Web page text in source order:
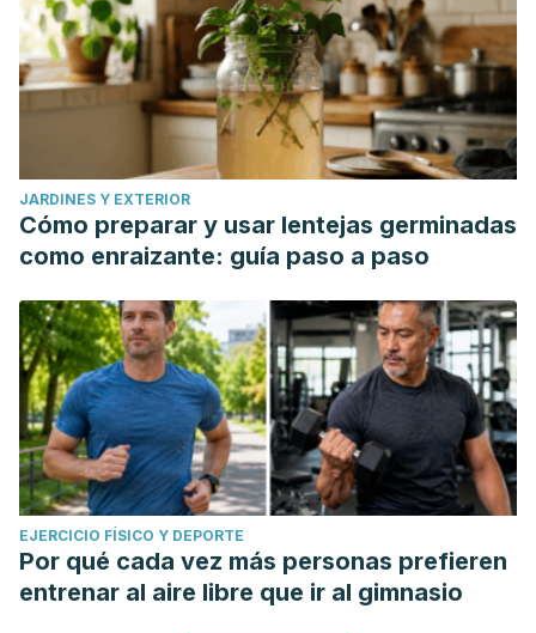
JARDINES Y EXTERIOR
Cómo preparar y usar lentejas germinadas
como enraizante: guía paso a paso
EJERCICIO FÍSICO Y DEPORTE
Por qué cada vez más personas prefieren
entrenar al aire libre que ir al gimnasio